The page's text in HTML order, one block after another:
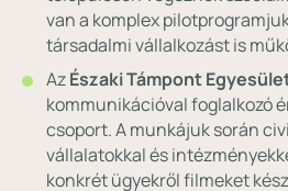
van a komplex
társadalmi vállalkozást is
AzÉszaki Támpont
kommunikációval foglalkozó
csoport. A munkájuk során
vállalatokkal és
konkrét ügyekről filmeket